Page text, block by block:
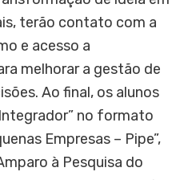
terão contato com a
e acesso a
melhorar a gestão de
Ao final, os alunos
no formato
Empresas – Pipe”,
à Pesquisa do